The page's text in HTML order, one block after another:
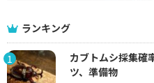
ランキング
1
カブトムシ採集確
ツ、準備物